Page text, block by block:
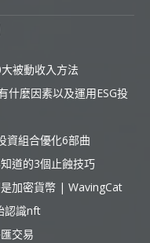
被動收入方法
什麼因素以及運用ESG投
資組合優化6部曲
道的3個止蝕技巧
是加密貨幣 | WavingCat
認識nft
交易